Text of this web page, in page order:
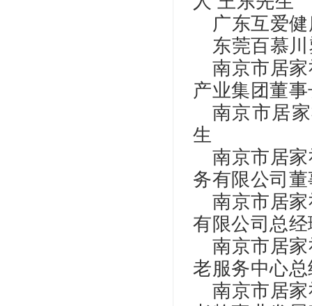
广东互爱
东莞百慕
南京市居
产业集团董
南京市居
生
南京市居
务有限公司
南京市居
有限公司总
南京市居
老服务中心
南京市居